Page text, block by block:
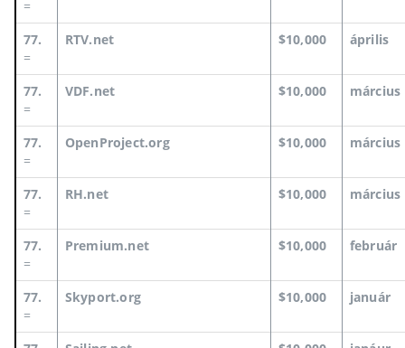
=
77.
=
RTV.net $10,000 április
77.
=
VDF.net $10,000 március
77.
=
OpenProject.org $10,000 március
77.
=
RH.net $10,000 március
77.
=
Premium.net $10,000 február
77.
=
Skyport.org $10,000 január